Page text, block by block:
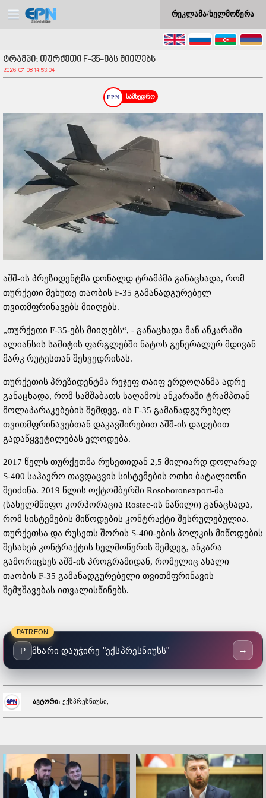
რეკლამა/ხელმოწერა
ტრამპი: თურქეთი F-35-ებს მიიღებს
2026-07-08 14:53:04
სამხედრო
აშშ-ის პრეზიდენტმა დონალდ ტრამპმა განაცხადა, რომ
თურქეთი მეხუთე თაობის F-35 გამანადგურებელ
თვითმფრინავებს მიიღებს.
„თურქეთი F-35-ებს მიიღებს“, - განაცხადა მან ანკარაში
ალიანსის სამიტის ფარგლებში ნატოს გენერალურ მდივან
მარკ რუტესთან შეხვედრისას.
თურქეთის პრეზიდენტმა რეჯეფ თაიფ ერდოღანმა ადრე
განაცხადა, რომ სამშაბათს საღამოს ანკარაში ტრამპთან
მოლაპარაკებების შემდეგ, ის F-35 გამანადგურებელ
თვითმფრინავებთან დაკავშირებით აშშ-ის დადებით
გადაწყვეტილებას ელოდება.
2017 წელს თურქეთმა რუსეთიდან 2,5 მილიარდ დოლარად
S-400 საჰაერო თავდაცვის სისტემების ოთხი ბატალიონი
შეიძინა. 2019 წლის ოქტომბერში Rosoboronexport-მა
(სახელმწიფო კორპორაცია Rostec-ის ნაწილი) განაცხადა,
რომ სისტემების მიწოდების კონტრაქტი შესრულებულია.
თურქეთსა და რუსეთს შორის S-400-ების პოლკის მიწოდების
შესახებ კონტრაქტის ხელმოწერის შემდეგ, ანკარა
გამორიცხეს აშშ-ის პროგრამიდან, რომელიც ახალი
თაობის F-35 გამანადგურებელი თვითმფრინავის
შემუშავებას ითვალისწინებს.
PATREON
P მხარი დაუჭირე "ექსპრესნიუსს" →
ავტორი: ექსპრესნიუსი,